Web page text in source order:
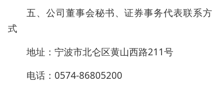
五、公司董事会秘书、证券事务代表联系方
式
地址：宁波市北仑区黄山西路211号
电话：0574-86805200